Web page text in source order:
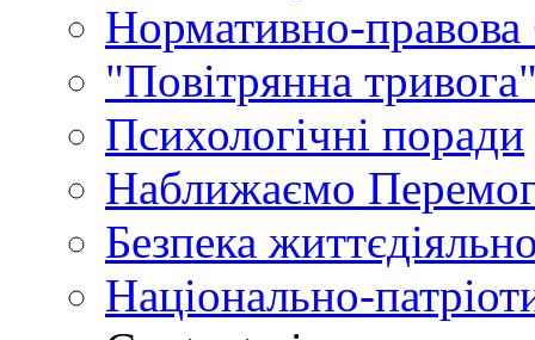
Нормативно-правова
"Повітрянна
Психологічні поради
Наближаємо
Безпека
Національно-